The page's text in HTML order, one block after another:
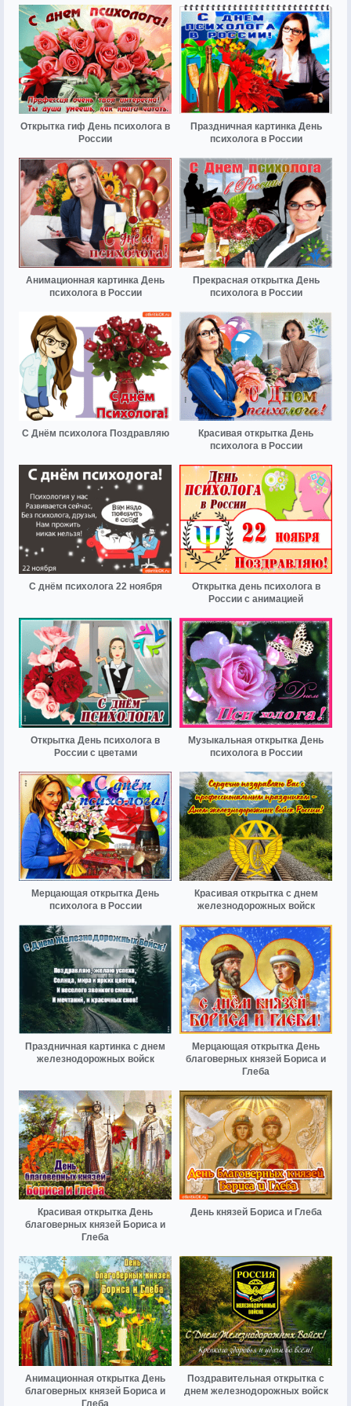
Открытка гиф День психолога в
России
Праздничная картинка День
психолога в России
Анимационная картинка День
психолога в России
Прекрасная открытка День
психолога в России
С Днём психолога Поздравляю
Красивая открытка День
психолога в России
С днём психолога 22 ноября
Открытка день психолога в
России с анимацией
Открытка День психолога в
России с цветами
Музыкальная открытка День
психолога в России
Мерцающая открытка День
психолога в России
Красивая открытка с днем
железнодорожных войск
Праздничная картинка с днем
железнодорожных войск
Мерцающая открытка День
благоверных князей Бориса и
Глеба
Красивая открытка День
благоверных князей Бориса и
Глеба
День князей Бориса и Глеба
Анимационная открытка День
благоверных князей Бориса и
Глеба
Поздравительная открытка с
днем железнодорожных войск